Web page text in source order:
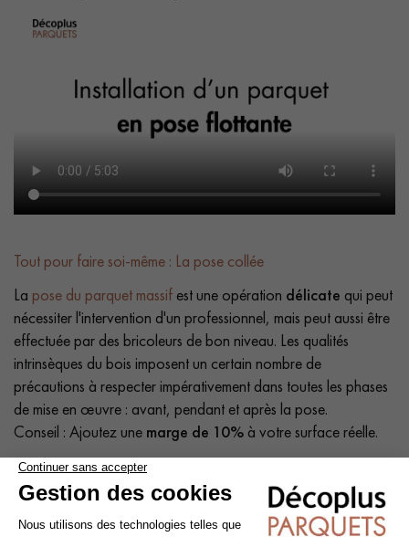
Tout pour faire soi-même : La pose collée
La pose du parquet massif est une opération délicate qui peut
nécessiter l'intervention d'un professionnel, mais peut aussi être
effectuée par des bricoleurs de bon niveau. Les qualités
intrinsèques du bois imposent un certain nombre de
précautions à respecter impérativement dans toutes les phases
de mise en œuvre : avant, pendant et après la pose.
Conseil : Ajoutez une marge de 10% à votre surface réelle.